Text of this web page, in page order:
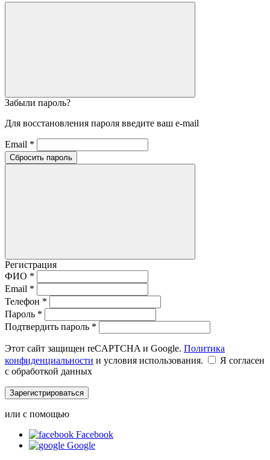
Забыли пароль?
Для восстановления пароля введите ваш e-mail
Email *
Сбросить пароль
Регистрация
ФИО *
Email *
Телефон *
Пароль *
Подтвердить пароль *
Этот сайт защищен reCAPTCHA и Google. Политика
конфиденциальности и условия использования.
Я согласен
с обработкой данных
Зарегистрироваться
или с помощью
Facebook
Google